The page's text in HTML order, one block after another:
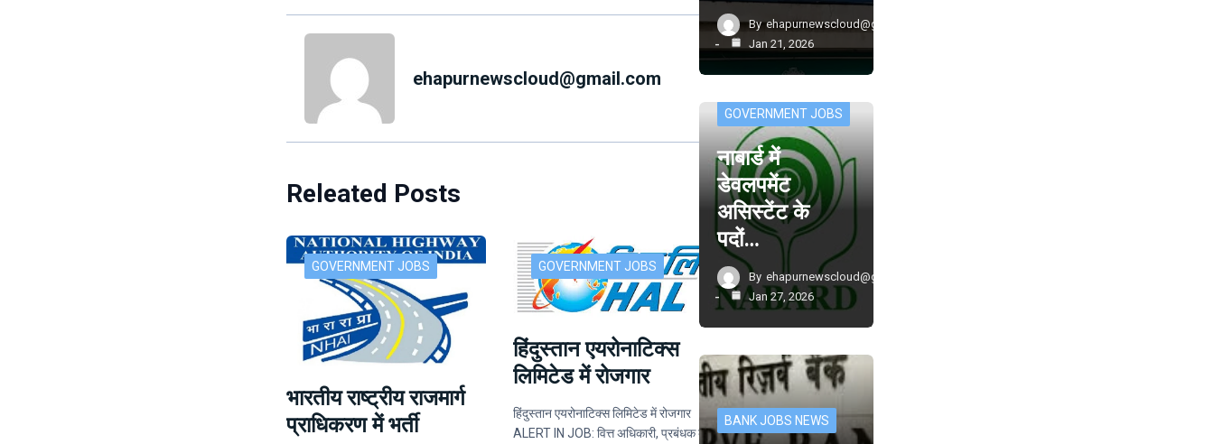
ehapurnewscloud@gmail.com
Releated Posts
GOVERNMENT JOBS
भारतीय राष्ट्रीय राजमार्ग
प्राधिकरण में भर्ती
GOVERNMENT JOBS
हिंदुस्तान एयरोनाटिक्स
लिमिटेड में रोजगार
हिंदुस्तान एयरोनाटिक्स लिमिटेड में रोजगार
ALERT IN JOB: वित्त अधिकारी, प्रबंधक के
By ehapurnewscloud@gmail.com
Jan 21, 2026
GOVERNMENT JOBS
नाबार्ड में
डेवलपमेंट
असिस्टेंट के
पदों…
By ehapurnewscloud@gmail.com
Jan 27, 2026
BANK JOBS NEWS